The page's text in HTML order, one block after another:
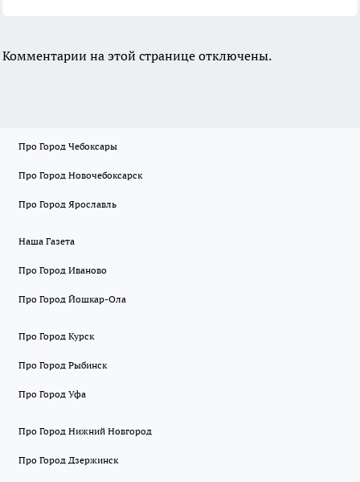
Комментарии на этой странице отключены.
Про Город Чебоксары
Про Город Новочебоксарск
Про Город Ярославль
Наша Газета
Про Город Иваново
Про Город Йошкар-Ола
Про Город Курск
Про Город Рыбинск
Про Город Уфа
Про Город Нижний Новгород
Про Город Дзержинск